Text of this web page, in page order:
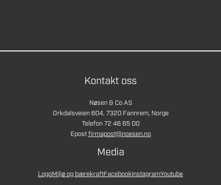
Kontakt oss
Nøsen & Co AS
Orkdalsveien 604, 7320 Fannrem, Norge
Telefon 72 46 65 00
Epostfirmapost@noesen.no
Media
LogoMiljø og bærekraftFacebookInstagramYoutube